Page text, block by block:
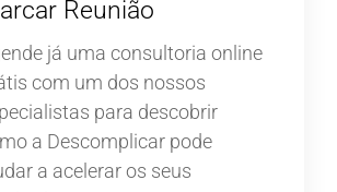
Reunião
já uma consultoria online
com um dos nossos
para descobrir
a Descomplicar pode
a acelerar os seus